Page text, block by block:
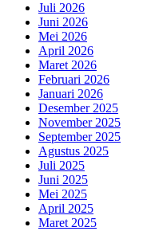
Juli 2026
Juni 2026
Mei 2026
April 2026
Maret 2026
Februari 2026
Januari 2026
Desember 2025
November 2025
September 2025
Agustus 2025
Juli 2025
Juni 2025
Mei 2025
April 2025
Maret 2025